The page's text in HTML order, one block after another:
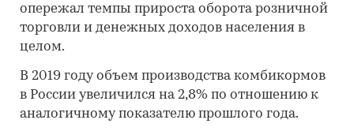
опережал темпы прироста оборота розничной
торговли и денежных доходов населения в
целом.
В 2019 году объем производства комбикормов
в России увеличился на 2,8% по отношению к
аналогичному показателю прошлого года.